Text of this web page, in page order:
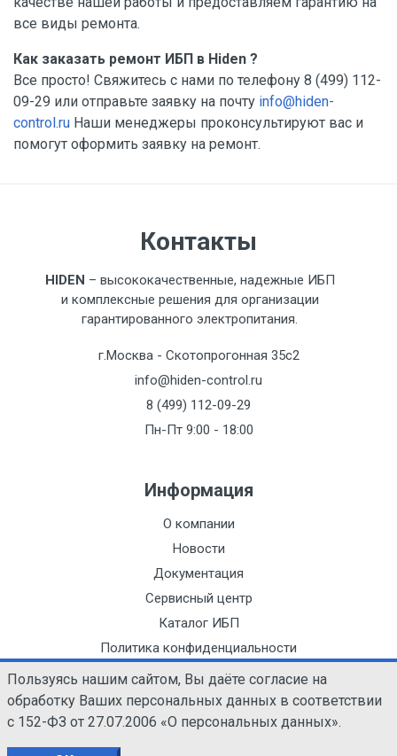
все виды ремонта.
Как заказать ремонт ИБП в Hiden ?
Все просто! Свяжитесь с нами по телефону 8 (499) 112-
09-29 или отправьте заявку на почту info@hiden-
control.ru Наши менеджеры проконсультируют вас и
помогут оформить заявку на ремонт.
Контакты
HIDEN – высококачественные, надежные ИБП
и комплексные решения для организации
гарантированного электропитания.
г.Москва - Скотопрогонная 35с2
info@hiden-control.ru
8 (499) 112-09-29
Пн-Пт 9:00 - 18:00
Информация
О компании
Новости
Документация
Сервисный центр
Каталог ИБП
Политика конфиденциальности
Пользуясь нашим сайтом, Вы даёте согласие на
обработку Ваших персональных данных в соответствии
с 152-ФЗ от 27.07.2006 «О персональных данных».